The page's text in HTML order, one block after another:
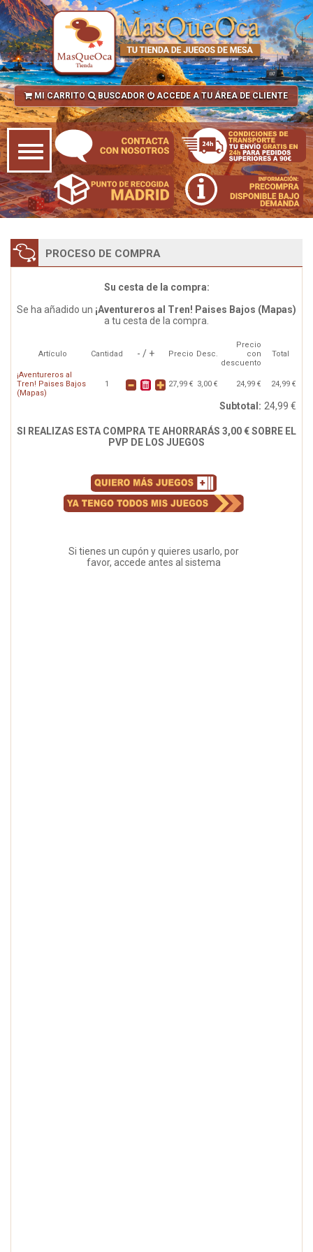
MI CARRITO BUSCADOR ACCEDE A TU ÁREA DE CLIENTE
PROCESO DE COMPRA
Su cesta de la compra:
Se ha añadido un ¡Aventureros al Tren! Paises Bajos (Mapas)
a tu cesta de la compra.
Artículo Cantidad - / + Precio Desc.
Precio
con
descuento
Total
¡Aventureros al
Tren! Paises Bajos
(Mapas)
1 27,99 € 3,00 € 24,99 € 24,99 €
Subtotal: 24,99 €
SI REALIZAS ESTA COMPRA TE AHORRARÁS 3,00 € SOBRE EL
PVP DE LOS JUEGOS
Si tienes un cupón y quieres usarlo, por
favor, accede antes al sistema